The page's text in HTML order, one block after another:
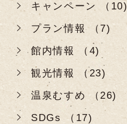
キャンペーン （10)
プラン情報 （7)
館内情報 （4)
観光情報 （23)
温泉むすめ （26)
SDGs （17)